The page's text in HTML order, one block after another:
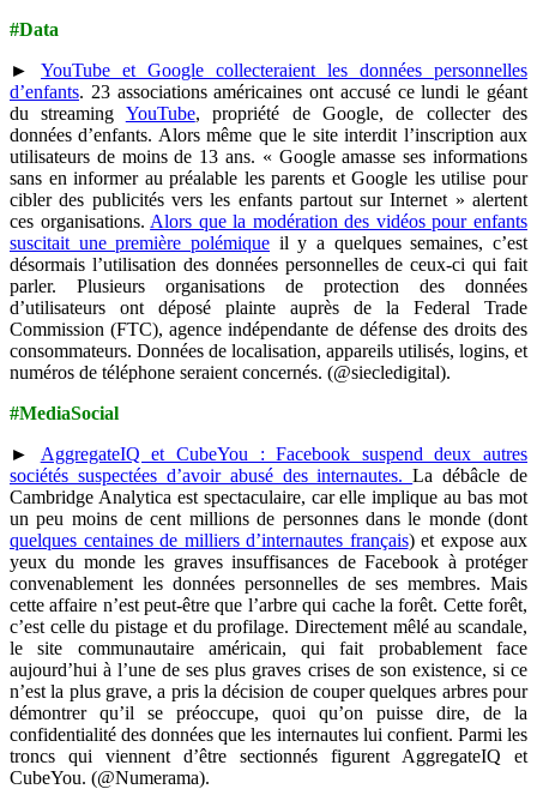
#Data
► YouTube et Google collecteraient les données personnelles
d’enfants. 23 associations américaines ont accusé ce lundi le géant
du streaming YouTube, propriété de Google, de collecter des
données d’enfants. Alors même que le site interdit l’inscription aux
utilisateurs de moins de 13 ans. « Google amasse ses informations
sans en informer au préalable les parents et Google les utilise pour
cibler des publicités vers les enfants partout sur Internet » alertent
ces organisations. Alors que la modération des vidéos pour enfants
suscitait une première polémique il y a quelques semaines, c’est
désormais l’utilisation des données personnelles de ceux-ci qui fait
parler. Plusieurs organisations de protection des données
d’utilisateurs ont déposé plainte auprès de la Federal Trade
Commission (FTC), agence indépendante de défense des droits des
consommateurs. Données de localisation, appareils utilisés, logins, et
numéros de téléphone seraient concernés. (@siecledigital).
#MediaSocial
► AggregateIQ et CubeYou : Facebook suspend deux autres
sociétés suspectées d’avoir abusé des internautes.La débâcle de
Cambridge Analytica est spectaculaire, car elle implique au bas mot
un peu moins de cent millions de personnes dans le monde (dont
quelques centaines de milliers d’internautes français) et expose aux
yeux du monde les graves insuffisances de Facebook à protéger
convenablement les données personnelles de ses membres. Mais
cette affaire n’est peut-être que l’arbre qui cache la forêt. Cette forêt,
c’est celle du pistage et du profilage. Directement mêlé au scandale,
le site communautaire américain, qui fait probablement face
aujourd’hui à l’une de ses plus graves crises de son existence, si ce
n’est la plus grave, a pris la décision de couper quelques arbres pour
démontrer qu’il se préoccupe, quoi qu’on puisse dire, de la
confidentialité des données que les internautes lui confient. Parmi les
troncs qui viennent d’être sectionnés figurent AggregateIQ et
CubeYou. (@Numerama).